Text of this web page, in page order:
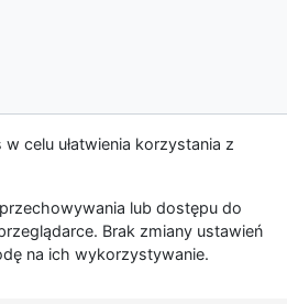
celu ułatwienia korzystania z
lub dostępu do
Brak zmiany ustawień
na ich wykorzystywanie.